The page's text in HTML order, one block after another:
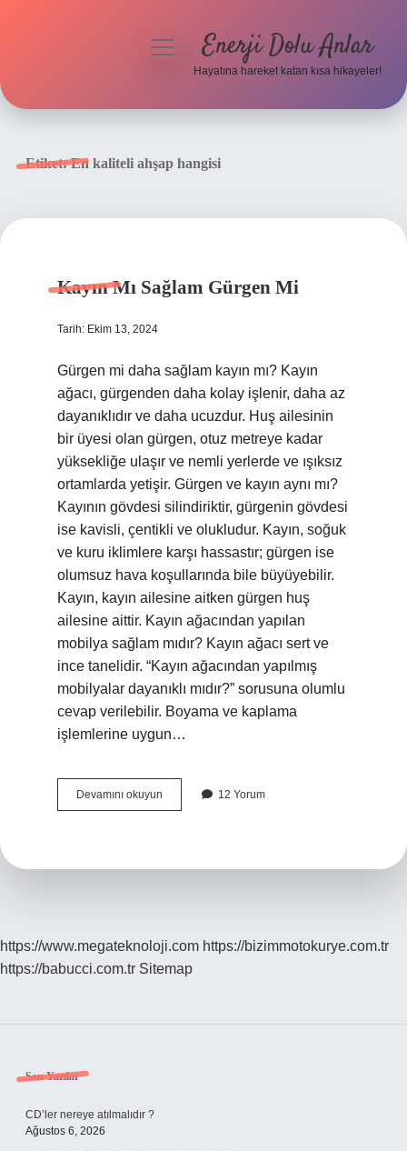
menüyüEnerji Dolu Anlar
Hayatına hareket katan kısa hikayeler!
Etiket:En kaliteli ahşap hangisi
Kayın Mı Sağlam Gürgen Mi
Tarih: Ekim 13, 2024
Gürgen mi daha sağlam kayın mı? Kayın
ağacı, gürgenden daha kolay işlenir, daha az
dayanıklıdır ve daha ucuzdur. Huş ailesinin
bir üyesi olan gürgen, otuz metreye kadar
yüksekliğe ulaşır ve nemli yerlerde ve ışıksız
ortamlarda yetişir. Gürgen ve kayın aynı mı?
Kayının gövdesi silindiriktir, gürgenin gövdesi
ise kavisli, çentikli ve olukludur. Kayın, soğuk
ve kuru iklimlere karşı hassastır; gürgen ise
olumsuz hava koşullarında bile büyüyebilir.
Kayın, kayın ailesine aitken gürgen huş
ailesine aittir. Kayın ağacından yapılan
mobilya sağlam mıdır? Kayın ağacı sert ve
ince tanelidir. “Kayın ağacından yapılmış
mobilyalar dayanıklı mıdır?” sorusuna olumlu
cevap verilebilir. Boyama ve kaplama
işlemlerine uygun…
Devamını okuyun
Mı
12 Yorum
https://www.megateknoloji.com https://bizimmotokurye.com.tr
https://babucci.com.tr Sitemap
Sidebar
Son Yazılar
CD’ler nereye atılmalıdır ?
Ağustos 6, 2026